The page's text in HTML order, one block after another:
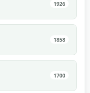
1926
1858
1700